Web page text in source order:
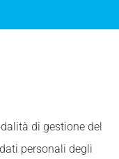
di gestione del
personali degli